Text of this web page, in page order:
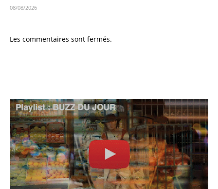
08/08/2026
Les commentaires sont fermés.